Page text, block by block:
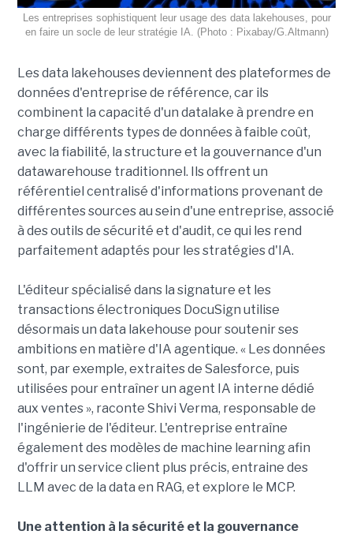
Les entreprises sophistiquent leur usage des data lakehouses, pour
en faire un socle de leur stratégie IA. (Photo : Pixabay/G.Altmann)
Les data lakehouses deviennent des plateformes de
données d'entreprise de référence, car ils
combinent la capacité d'un datalake à prendre en
charge différents types de données à faible coût,
avec la fiabilité, la structure et la gouvernance d'un
datawarehouse traditionnel. Ils offrent un
référentiel centralisé d'informations provenant de
différentes sources au sein d'une entreprise, associé
à des outils de sécurité et d'audit, ce qui les rend
parfaitement adaptés pour les stratégies d'IA.
L'éditeur spécialisé dans la signature et les
transactions électroniques DocuSign utilise
désormais un data lakehouse pour soutenir ses
ambitions en matière d'IA agentique. « Les données
sont, par exemple, extraites de Salesforce, puis
utilisées pour entraîner un agent IA interne dédié
aux ventes », raconte Shivi Verma, responsable de
l'ingénierie de l'éditeur. L'entreprise entraîne
également des modèles de machine learning afin
d'offrir un service client plus précis, entraine des
LLM avec de la data en RAG, et explore le MCP.
Une attention à la sécurité et la gouvernance